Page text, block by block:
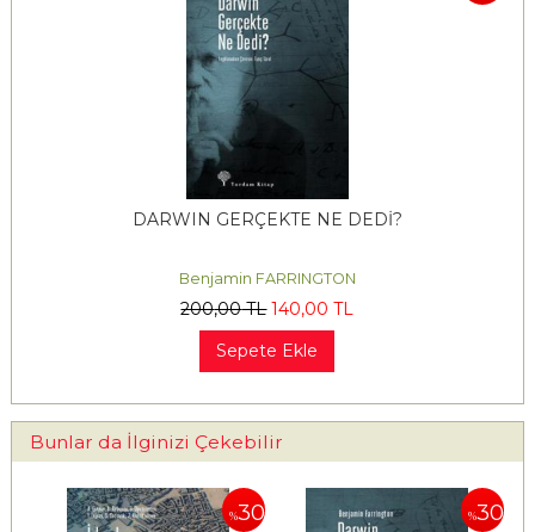
DARWIN GERÇEKTE NE DEDİ?
Benjamin FARRINGTON
200,00TL 140,00 TL
Sepete Ekle
Bunlar da İlginizi Çekebilir
%30 %30